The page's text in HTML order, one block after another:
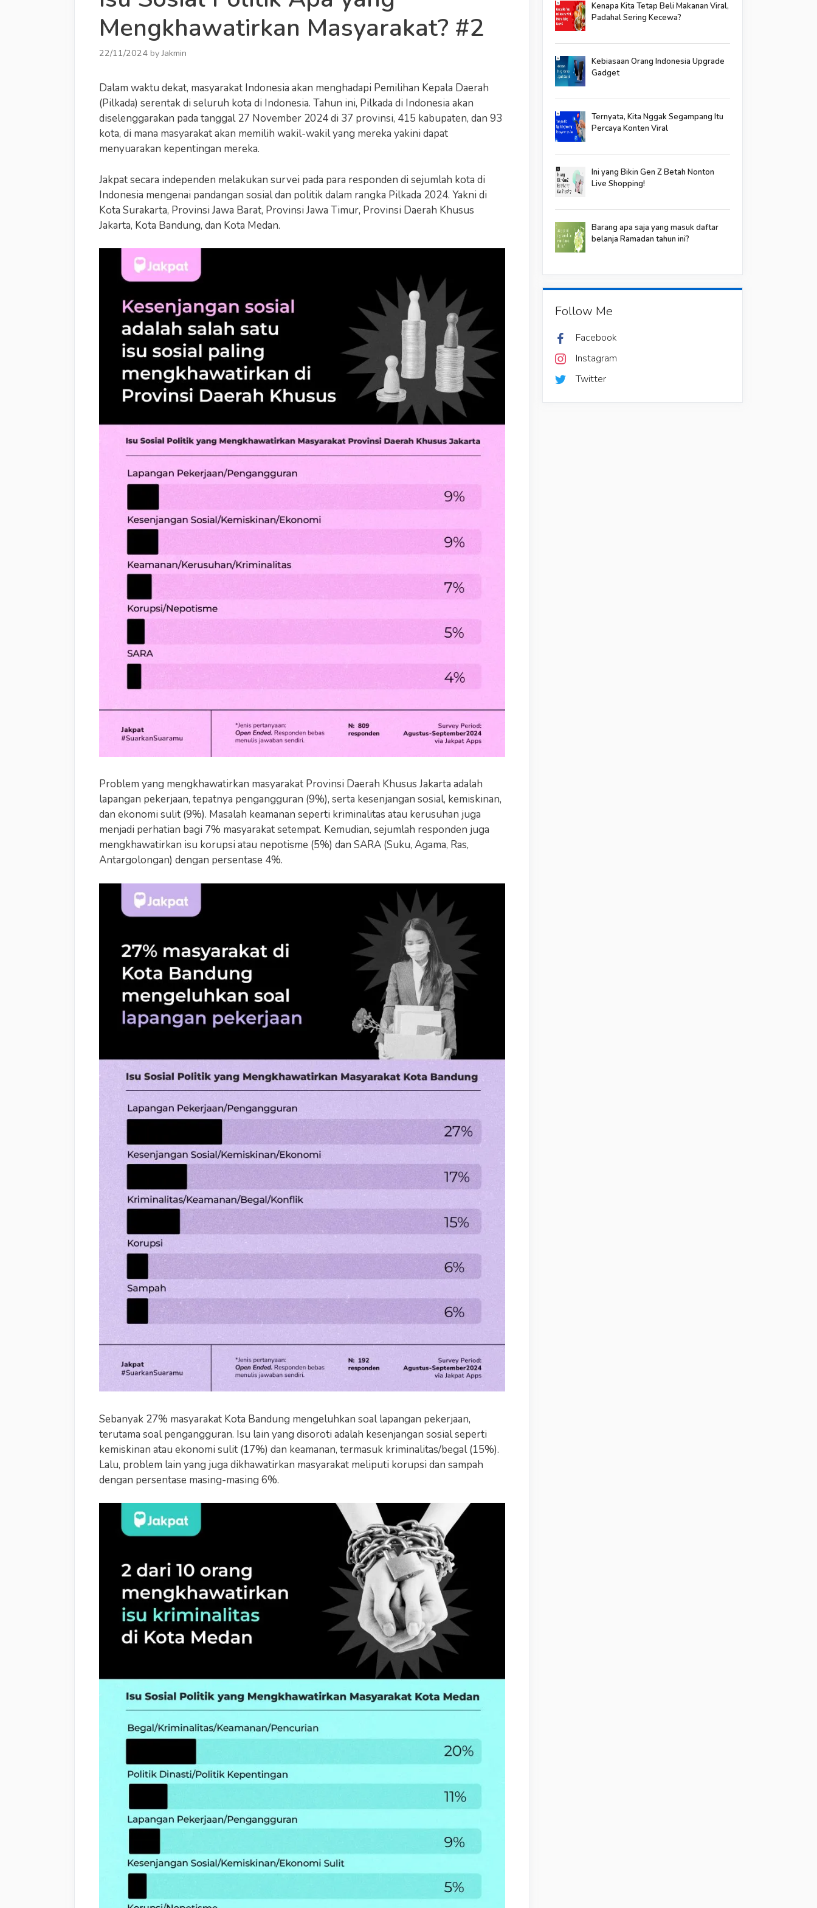
Mengkhawatirkan Masyarakat? #2
22/11/2024 byJakmin
Dalam waktu dekat, masyarakat Indonesia akan menghadapi Pemilihan Kepala Daerah
(Pilkada) serentak di seluruh kota di Indonesia. Tahun ini, Pilkada di Indonesia akan
diselenggarakan pada tanggal 27 November 2024 di 37 provinsi, 415 kabupaten, dan 93
kota, di mana masyarakat akan memilih wakil-wakil yang mereka yakini dapat
menyuarakan kepentingan mereka.
Jakpat secara independen melakukan survei pada para responden di sejumlah kota di
Indonesia mengenai pandangan sosial dan politik dalam rangka Pilkada 2024. Yakni di
Kota Surakarta, Provinsi Jawa Barat, Provinsi Jawa Timur, Provinsi Daerah Khusus
Jakarta, Kota Bandung, dan Kota Medan.
Problem yang mengkhawatirkan masyarakat Provinsi Daerah Khusus Jakarta adalah
lapangan pekerjaan, tepatnya pengangguran (9%), serta kesenjangan sosial, kemiskinan,
dan ekonomi sulit (9%). Masalah keamanan seperti kriminalitas atau kerusuhan juga
menjadi perhatian bagi 7% masyarakat setempat. Kemudian, sejumlah responden juga
mengkhawatirkan isu korupsi atau nepotisme (5%) dan SARA (Suku, Agama, Ras,
Antargolongan) dengan persentase 4%.
Sebanyak 27% masyarakat Kota Bandung mengeluhkan soal lapangan pekerjaan,
terutama soal pengangguran. Isu lain yang disoroti adalah kesenjangan sosial seperti
kemiskinan atau ekonomi sulit (17%) dan keamanan, termasuk kriminalitas/begal (15%).
Lalu, problem lain yang juga dikhawatirkan masyarakat meliputi korupsi dan sampah
dengan persentase masing-masing 6%.
Kenapa Kita Tetap Beli Makanan Viral,
Padahal Sering Kecewa?
Kebiasaan Orang Indonesia Upgrade
Gadget
Ternyata, Kita Nggak Segampang Itu
Percaya Konten Viral
Ini yang Bikin Gen Z Betah Nonton
Live Shopping!
Barang apa saja yang masuk daftar
belanja Ramadan tahun ini?
Follow Me
Facebook
Instagram
Twitter